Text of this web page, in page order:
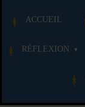
ACCUEIL
RÉFLEXION